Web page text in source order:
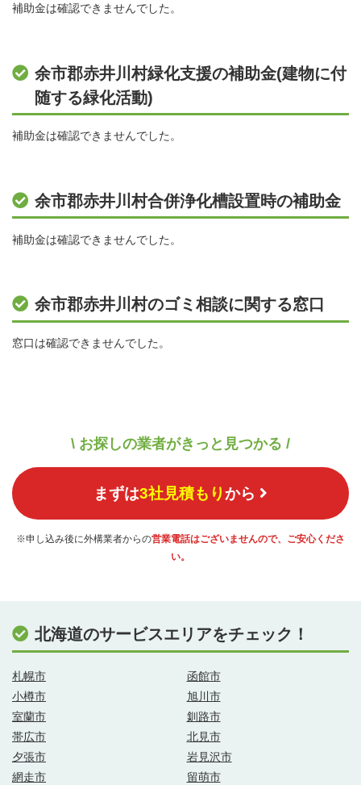
補助金は確認できませんでした。
余市郡赤井川村緑化支援の補助金(建物に付
随する緑化活動)
補助金は確認できませんでした。
余市郡赤井川村合併浄化槽設置時の補助金
補助金は確認できませんでした。
余市郡赤井川村のゴミ相談に関する窓口
窓口は確認できませんでした。
\ お探しの業者がきっと見つかる /
まずは3社見積もりから
※申し込み後に外構業者からの営業電話はございませんので、ご安心くださ
い。
北海道のサービスエリアをチェック！
札幌市
函館市
小樽市
旭川市
室蘭市
釧路市
帯広市
北見市
夕張市
岩見沢市
網走市
留萌市